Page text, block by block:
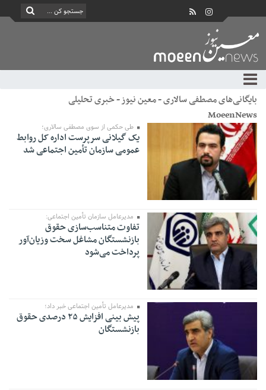
بایگانی‌های مصطفی سالاری - معین نیوز - خبری تحلیلی
MoeenNews
طی حکمی از سوی مصطفی سالاری؛
یک گیلانی سرپرست اداره کل روابط
عمومی سازمان تأمین اجتماعی شد
مدیرعامل سازمان تأمین اجتماعی:
تفاوت متناسب‌سازی حقوق
بازنشستگان مشاغل سخت وزیان‌آور
پرداخت می‌شود
مدیرعامل تأمین اجتماعی خبر داد؛
پیش بینی افزایش ۲۵ درصدی حقوق
بازنشستگان